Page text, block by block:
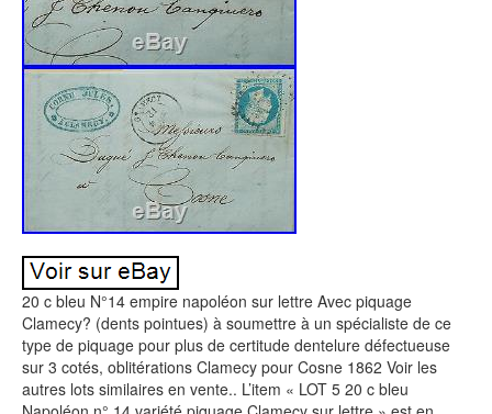
20 c bleu N°14 empire napoléon sur lettre Avec piquage
Clamecy? (dents pointues) à soumettre à un spécialiste de ce
type de piquage pour plus de certitude dentelure défectueuse
sur 3 cotés, oblitérations Clamecy pour Cosne 1862 Voir les
autres lots similaires en vente.. L’item « LOT 5 20 c bleu